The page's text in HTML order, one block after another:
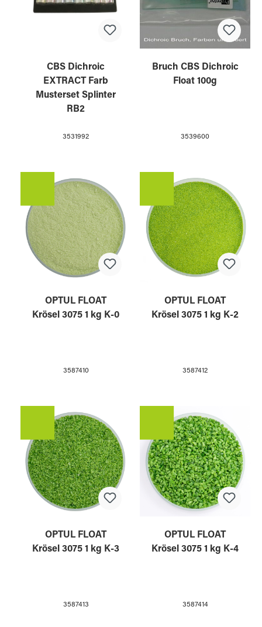
CBS Dichroic
EXTRACT Farb
Musterset Splinter
RB2
3531992
Bruch CBS Dichroic
Float 100g
3539600
OPTUL FLOAT
Krösel 3075 1 kg K-0
3587410
OPTUL FLOAT
Krösel 3075 1 kg K-2
3587412
OPTUL FLOAT
Krösel 3075 1 kg K-3
3587413
OPTUL FLOAT
Krösel 3075 1 kg K-4
3587414